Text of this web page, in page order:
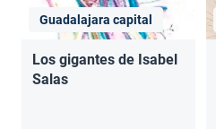
Guadalajara capital
Los gigantes de Isabel
Salas